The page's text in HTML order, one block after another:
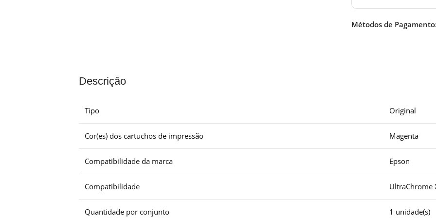
Métodos de Pagamento:
Descrição
Tipo Original
Cor(es) dos cartuchos de impressão Magenta
Compatibilidade da marca Epson
Compatibilidade UltraChrome
Quantidade por conjunto 1 unidade(s)